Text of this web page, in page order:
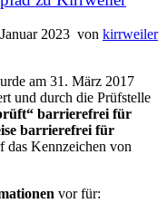
2023 von kirrweiler
am 31. März 2017
und durch die Prüfstelle
barrierefrei für
barrierefrei für
das Kennzeichen von
vor für: